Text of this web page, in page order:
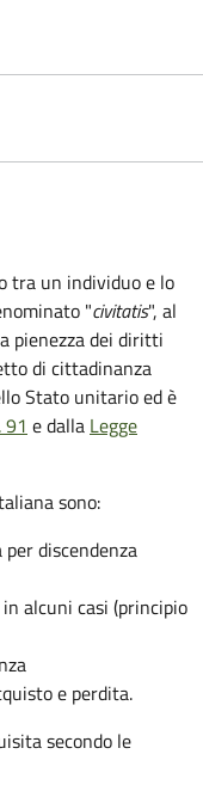
tra un individuo e lo
"civitatis", al
pienezza dei diritti
di cittadinanza
Stato unitario ed è
e dalla Legge
sono:
discendenza
alcuni casi (principio
e perdita.
secondo le